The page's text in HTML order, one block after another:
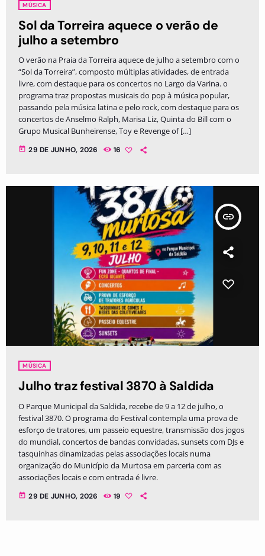
MÚSICA
Sol da Torreira aquece o verão de
julho a setembro
O verão na Praia da Torreira aquece de julho a setembro com o
“Sol da Torreira”, composto múltiplas atividades, de entrada
livre, com destaque para os concertos no Largo da Varina. o
programa traz propostas musicais do pop à música popular,
passando pela música latina e pelo rock, com destaque para os
concertos de Anselmo Ralph, Marisa Liz, Quinta do Bill com o
Grupo Musical Bunheirense, Toy e Revenge of […]
today 29 DE JUNHO, 2026 16
insert_link
MÚSICA
Julho traz festival 3870 à Saldida
O Parque Municipal da Saldida, recebe de 9 a 12 de julho, o
festival 3870. O programa do Festival contempla uma prova de
esforço de tratores, um passeio equestre, transmissão dos jogos
do mundial, concertos de bandas convidadas, sunsets com DJs e
tasquinhas dinamizadas pelas associações locais numa
organização do Município da Murtosa em parceria com as
associações locais e com entrada é livre.
today 29 DE JUNHO, 2026 19